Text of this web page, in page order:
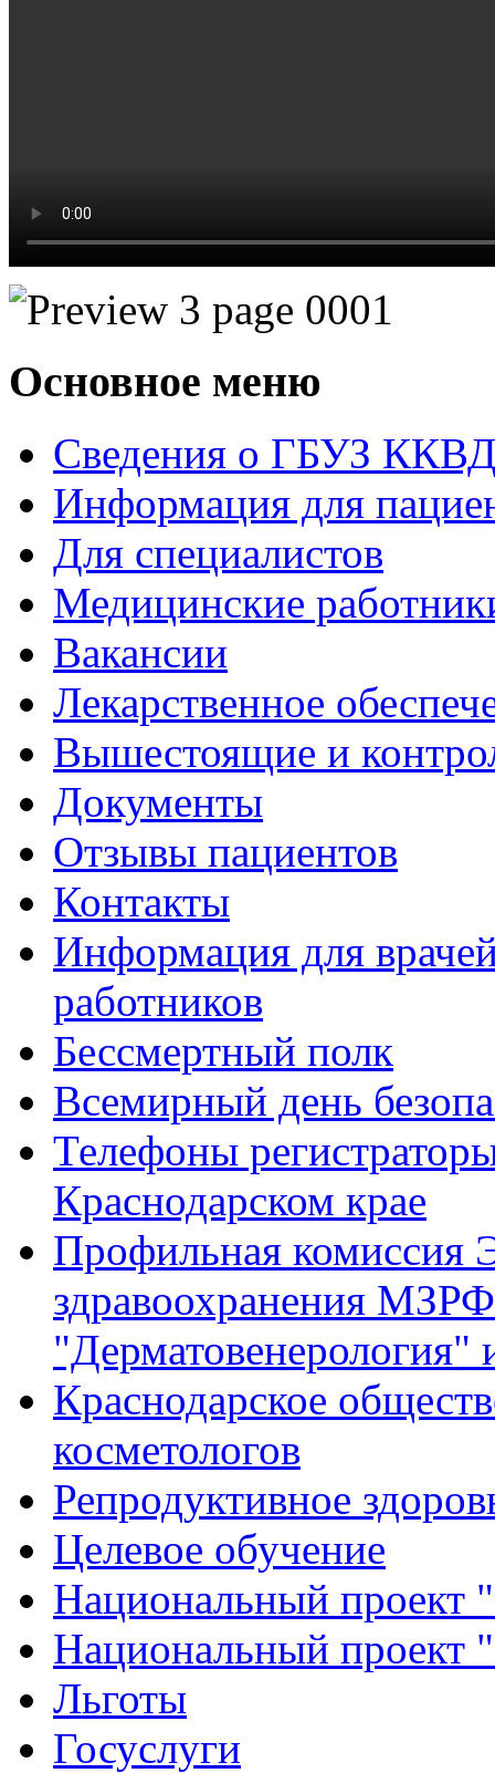
Основное меню
Сведения о ГБУЗ
Информация для
Для специалистов
Медицинские
Вакансии
Лекарственное
Вышестоящие и
Документы
Отзывы пациентов
Контакты
Информация для
работников
Бессмертный полк
Всемирный день
Телефоны
Краснодарском крае
Профильная комиссия
здравоохранения
"Дерматовенерология"
Краснодарское
косметологов
Репродуктивное
Целевое обучение
Национальный проект
Национальный проект
Льготы
Госуслуги